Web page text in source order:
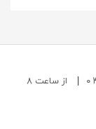
از ساعت ۸